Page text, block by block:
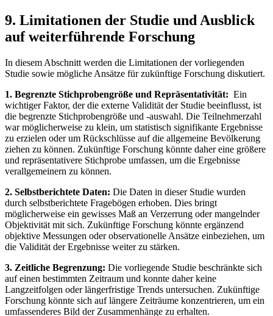
9. Limitationen ​der Studie‍ und⁤ Ausblick
auf weiterführende​ Forschung
In⁣ diesem Abschnitt werden die Limitationen der​ vorliegenden
⁢Studie⁢ sowie mögliche Ansätze für zukünftige⁢ Forschung diskutiert.
1. Begrenzte Stichprobengröße und Repräsentativität: ⁤ Ein ​
wichtiger Faktor, der​ die​ externe ⁢Validität der Studie beeinflusst, ist
die begrenzte Stichprobengröße und⁣ -auswahl. ‍Die Teilnehmerzahl
war möglicherweise zu klein, um statistisch signifikante Ergebnisse
zu erzielen⁤ oder um ⁣Rückschlüsse auf die allgemeine Bevölkerung
ziehen ⁤zu können. Zukünftige Forschung⁤ könnte daher eine größere
‌und ⁢repräsentativere Stichprobe umfassen, um die Ergebnisse
verallgemeinern⁢ zu können.
2. Selbstberichtete Daten: ⁤Die Daten in dieser ⁣Studie ⁣wurden​
durch selbstberichtete‍ Fragebögen erhoben. Dies bringt‌
möglicherweise‌ ein gewisses Maß an Verzerrung oder ⁣mangelnder
Objektivität ⁣mit ⁤sich. Zukünftige ‌Forschung könnte ​ergänzend
objektive Messungen oder‍ observationelle Ansätze einbeziehen, ⁤um
die Validität der Ergebnisse weiter⁢ zu stärken.
3.⁢ Zeitliche Begrenzung: Die vorliegende ‍Studie beschränkte‌ sich⁤
auf einen bestimmten Zeitraum und konnte daher keine
Langzeitfolgen ⁢oder längerfristige Trends untersuchen. Zukünftige⁢
Forschung könnte sich auf längere⁤ Zeiträume konzentrieren,⁣ um ‌ein
umfassenderes Bild⁣ der Zusammenhänge zu ⁤erhalten.